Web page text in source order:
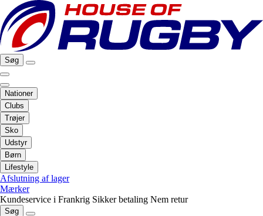
Søg
Nationer
Clubs
Trøjer
Sko
Udstyr
Børn
Lifestyle
Afslutning af lager
Mærker
Kundeservice i Frankrig Sikker betaling Nem retur
Søg